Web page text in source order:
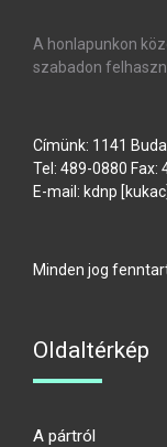
A honlapunkon
szabadon
Címünk: 1141
Tel: 489-0880 Fax:
E-mail: kdnp [kukac]
Minden jog
Oldaltérkép
A pártról